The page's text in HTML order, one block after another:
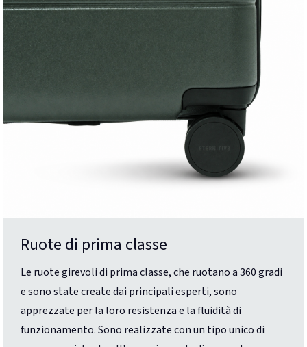
Ruote di prima classe
Le ruote girevoli di prima classe, che ruotano a 360 gradi
e sono state create dai principali esperti, sono
apprezzate per la loro resistenza e la fluidità di
funzionamento. Sono realizzate con un tipo unico di